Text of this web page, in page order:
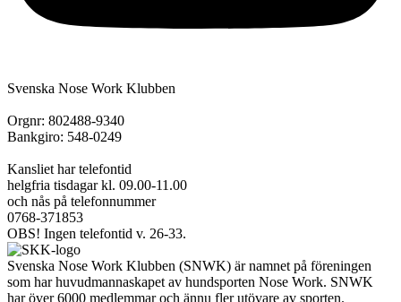
Svenska Nose Work Klubben
Orgnr: 802488-9340
Bankgiro: 548-0249
Kansliet har telefontid
helgfria tisdagar kl. 09.00-11.00
och nås på telefonnummer
0768-371853
OBS! Ingen telefontid v. 26-33.
Svenska Nose Work Klubben (SNWK) är namnet på föreningen
som har huvudmannaskapet av hundsporten Nose Work. SNWK
har över 6000 medlemmar och ännu fler utövare av sporten.